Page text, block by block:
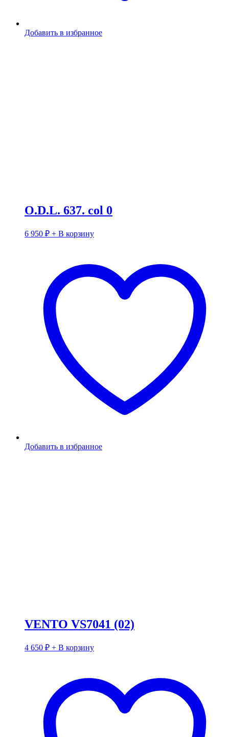
Добавить в избранное
O.D.L. 637. col 0
6 950 ₽ + В корзину
Добавить в избранное
VENTO VS7041 (02)
4 650 ₽ + В корзину